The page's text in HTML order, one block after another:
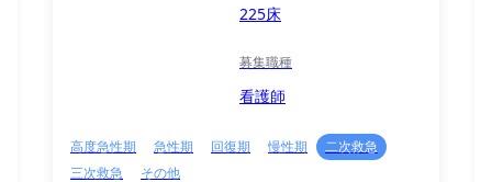
225床
募集職種
看護師
高度急性期 急性期 回復期 慢性期
二次救急
三次救急
その他